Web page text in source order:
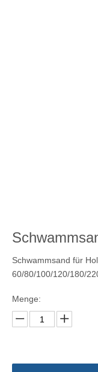
Schwammsand für
60/80/100/120/180/
Menge: